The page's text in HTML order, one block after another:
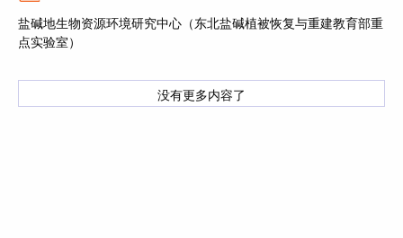
盐碱地生物资源环境研究中心（东北盐碱植被恢复与重建教育部重
点实验室）
没有更多内容了